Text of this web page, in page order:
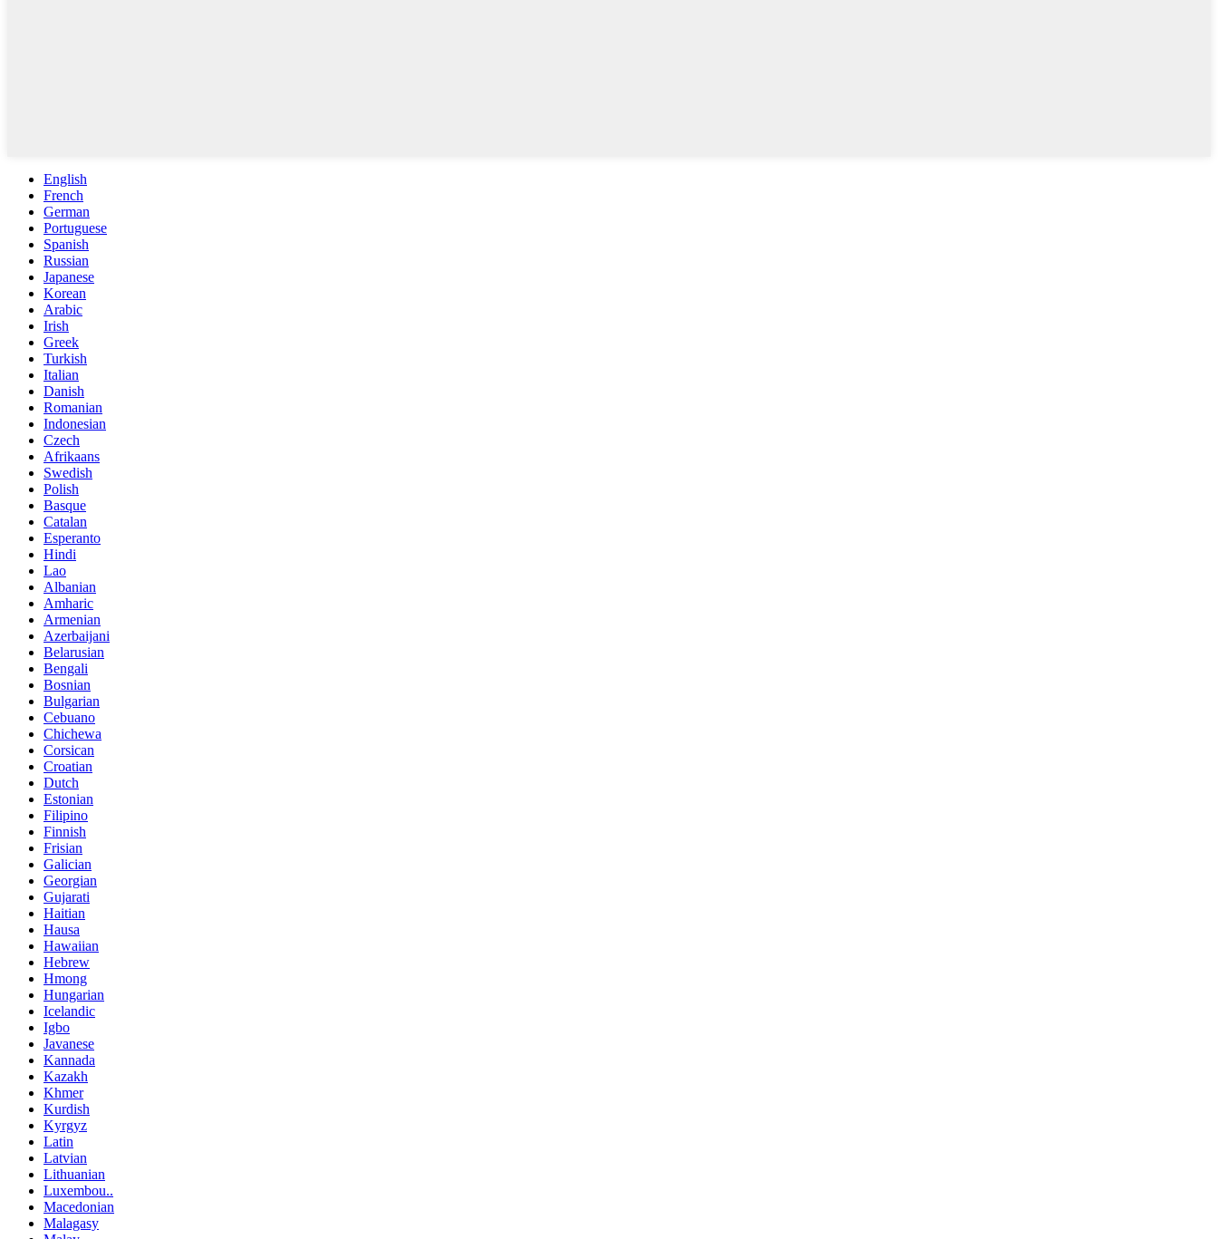
English
French
German
Portuguese
Spanish
Russian
Japanese
Korean
Arabic
Irish
Greek
Turkish
Italian
Danish
Romanian
Indonesian
Czech
Afrikaans
Swedish
Polish
Basque
Catalan
Esperanto
Hindi
Lao
Albanian
Amharic
Armenian
Azerbaijani
Belarusian
Bengali
Bosnian
Bulgarian
Cebuano
Chichewa
Corsican
Croatian
Dutch
Estonian
Filipino
Finnish
Frisian
Galician
Georgian
Gujarati
Haitian
Hausa
Hawaiian
Hebrew
Hmong
Hungarian
Icelandic
Igbo
Javanese
Kannada
Kazakh
Khmer
Kurdish
Kyrgyz
Latin
Latvian
Lithuanian
Luxembou..
Macedonian
Malagasy